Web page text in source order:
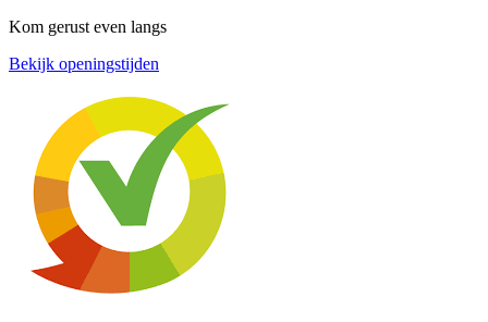
Kom gerust even langs
Bekijk openingstijden